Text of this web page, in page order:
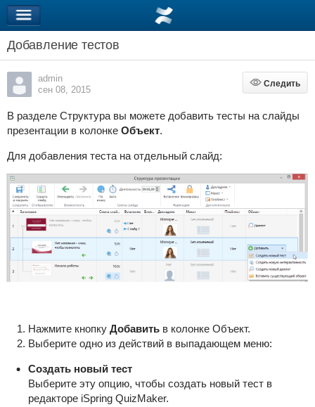
Добавление тестов
admin
сен 08, 2015
Следить
Следить
В разделе Структура вы можете добавить тесты на слайды
презентации в колонке Объект.
Для добавления теста на отдельный слайд:
Нажмите кнопку Добавитьв колонке Объект.
Выберите одно из действий в выпадающем меню:
Создать новый тест
Выберите эту опцию, чтобы создать новый тест в
редакторе iSpring QuizMaker.